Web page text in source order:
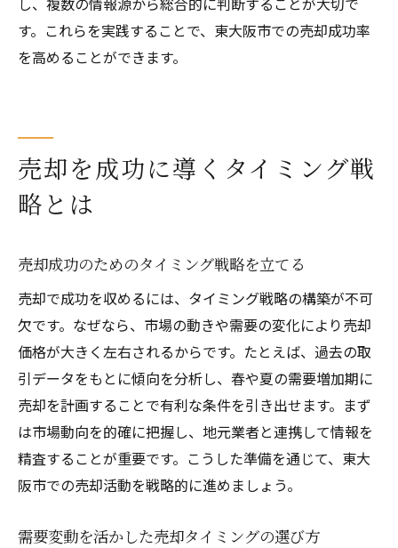
す。これらを実践することで、東大阪市での売却成功率
を高めることができます。
売却を成功に導くタイミング戦
略とは
売却成功のためのタイミング戦略を立てる
売却で成功を収めるには、タイミング戦略の構築が不可
欠です。なぜなら、市場の動きや需要の変化により売却
価格が大きく左右されるからです。たとえば、過去の取
引データをもとに傾向を分析し、春や夏の需要増加期に
売却を計画することで有利な条件を引き出せます。まず
は市場動向を的確に把握し、地元業者と連携して情報を
精査することが重要です。こうした準備を通じて、東大
阪市での売却活動を戦略的に進めましょう。
需要変動を活かした売却タイミングの選び方